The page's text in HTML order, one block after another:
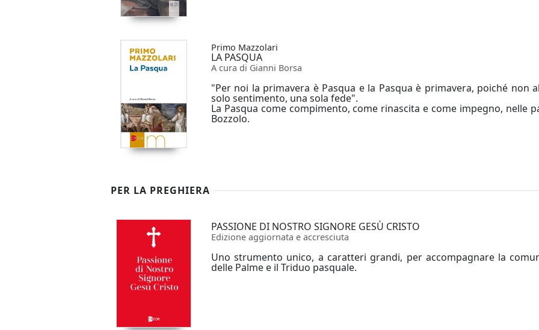
Primo Mazzolari
LA PASQUA
A cura di Gianni Borsa
"Per noi la primavera è Pasqua e la Pasqua è primavera, poiché non
solo sentimento, una sola fede".
La Pasqua come compimento, come rinascita e come impegno, nelle
Bozzolo.
PER LA PREGHIERA
PASSIONE DI NOSTRO SIGNORE GESÙ CRISTO
Edizione aggiornata e accresciuta
Uno strumento unico, a caratteri grandi, per accompagnare la
delle Palme e il Triduo pasquale.